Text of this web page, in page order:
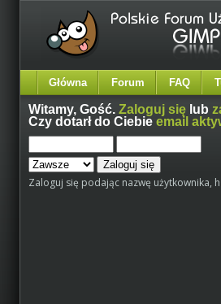
Główna Forum FAQ
Witamy, Gość. Zaloguj się lub
Czy dotarł do Ciebie email
Zaloguj się podając nazwę użytkownika,